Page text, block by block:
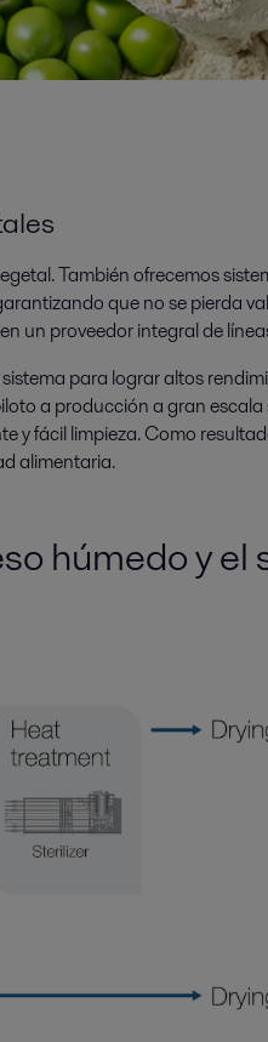
También ofrecemos
que no se pierda
un proveedor integral de
para lograr altos
a producción a gran
y fácil limpieza. Como
alimentaria.
húmedo y el